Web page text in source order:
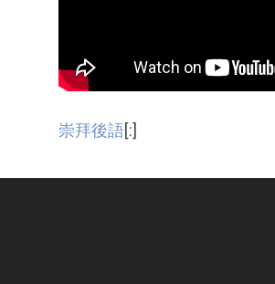
崇拜後語[:]